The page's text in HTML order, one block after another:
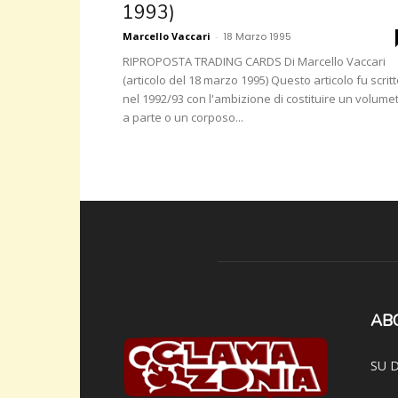
1993)
Marcello Vaccari - 18 Marzo 1995
RIPROPOSTA TRADING CARDS Di Marcello Vaccari
(articolo del 18 marzo 1995) Questo articolo fu
nel 1992/93 con l'ambizione di costituire un
a parte o un corposo...
SU